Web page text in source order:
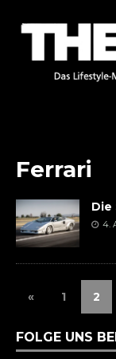
Ferrari
Die
4.
« 1 2
FOLGE UNS